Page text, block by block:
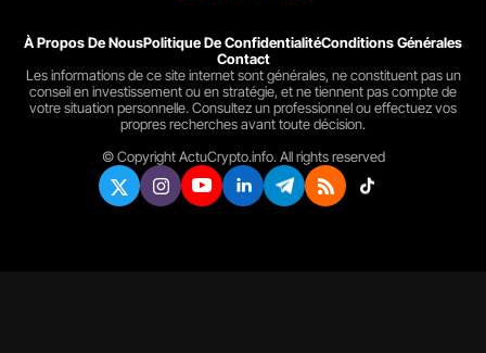
À Propos De NousPolitique De ConfidentialitéConditions Générales
Contact
Les informations de ce site internet sont générales, ne constituent pas un
conseil en investissement ou en stratégie, et ne tiennent pas compte de
votre situation personnelle. Consultez un professionnel ou effectuez vos
propres recherches avant toute décision.
© Copyright ActuCrypto.info. All rights reserved